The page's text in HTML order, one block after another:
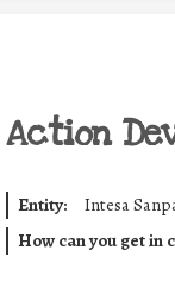
Action
Entity: Intesa
How can you get in